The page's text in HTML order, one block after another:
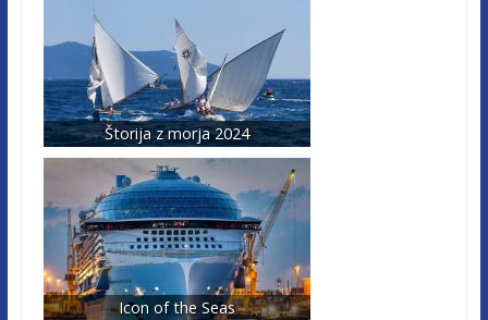
Štorija z morja 2024
Icon of the Seas